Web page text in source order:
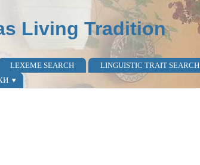
Living Tradition
LEXEME SEARCH LINGUISTIC TRAIT SEARCH